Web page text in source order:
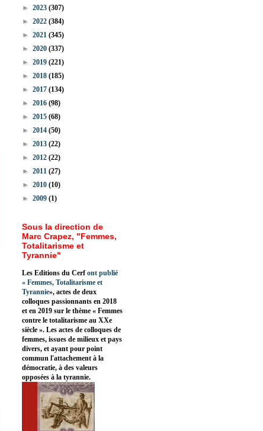
► 2023 (307)
► 2022 (384)
► 2021 (345)
► 2020 (337)
► 2019 (221)
► 2018 (185)
► 2017 (134)
► 2016 (98)
► 2015 (68)
► 2014 (50)
► 2013 (22)
► 2012 (22)
► 2011 (27)
► 2010 (10)
► 2009 (1)
Sous la direction de
Marc Crapez, "Femmes,
Totalitarisme et
Tyrannie"
Les Editions du Cerfont publié
« Femmes, Totalitarisme et
Tyrannie», actes de deux
colloques passionnants en 2018
et en 2019 sur le thème « Femmes
contre le totalitarisme au XXe
siècle ». Les actes de colloques de
femmes, issues de milieux et pays
divers, et ayant pour point
commun l'attachement à la
démocratie, à des valeurs
opposées à la tyrannie.